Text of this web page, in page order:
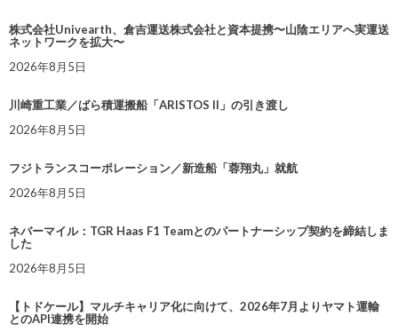
株式会社Univearth、倉吉運送株式会社と資本提携〜山陰エリアへ実運送
ネットワークを拡大〜
2026年8月5日
川崎重工業／ばら積運搬船「ARISTOS II」の引き渡し
2026年8月5日
フジトランスコーポレーション／新造船「蓉翔丸」就航
2026年8月5日
ネバーマイル：TGR Haas F1 Teamとのパートナーシップ契約を締結しま
した
2026年8月5日
【トドケール】マルチキャリア化に向けて、2026年7月よりヤマト運輸
とのAPI連携を開始